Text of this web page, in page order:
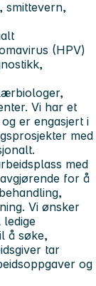
smittevern,
(HPV)
Vi har et
er engasjert i
med
med
for å
Vi ønsker
å søke,
tar
og